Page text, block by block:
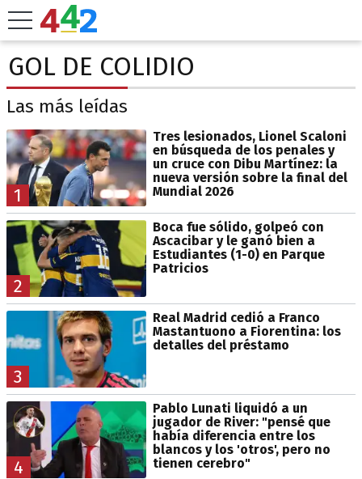
GOL DE COLIDIO
Las más leídas
1
Tres lesionados, Lionel Scaloni
en búsqueda de los penales y
un cruce con Dibu Martínez: la
nueva versión sobre la final del
Mundial 2026
2
Boca fue sólido, golpeó con
Ascacibar y le ganó bien a
Estudiantes (1-0) en Parque
Patricios
3
Real Madrid cedió a Franco
Mastantuono a Fiorentina: los
detalles del préstamo
4
Pablo Lunati liquidó a un
jugador de River: "pensé que
había diferencia entre los
blancos y los 'otros', pero no
tienen cerebro"